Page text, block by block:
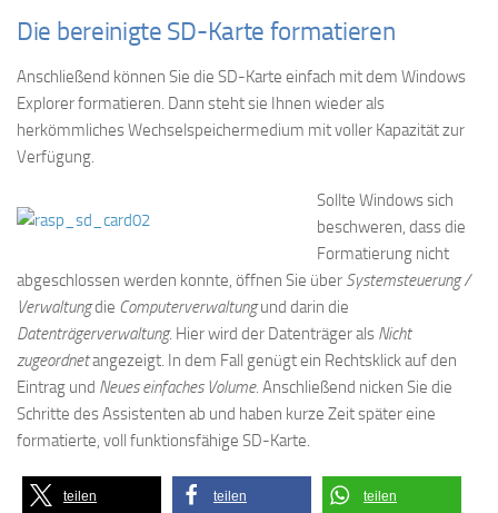
Die bereinigte SD-Karte formatieren
Anschließend können Sie die SD-Karte einfach mit dem Windows
Explorer formatieren. Dann steht sie Ihnen wieder als
herkömmliches Wechselspeichermedium mit voller Kapazität zur
Verfügung.
Sollte Windows sich
beschweren, dass die
Formatierung nicht
abgeschlossen werden konnte, öffnen Sie über Systemsteuerung /
Verwaltungdie Computerverwaltungund darin die
Datenträgerverwaltung. Hier wird der Datenträger als Nicht
zugeordnetangezeigt. In dem Fall genügt ein Rechtsklick auf den
Eintrag und Neues einfaches Volume. Anschließend nicken Sie die
Schritte des Assistenten ab und haben kurze Zeit später eine
formatierte, voll funktionsfähige SD-Karte.
teilen teilen teilen